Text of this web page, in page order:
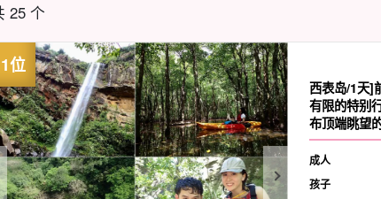
25 个
西表岛/1天]
有限的特别
布顶端眺望
号）
成人
孩子